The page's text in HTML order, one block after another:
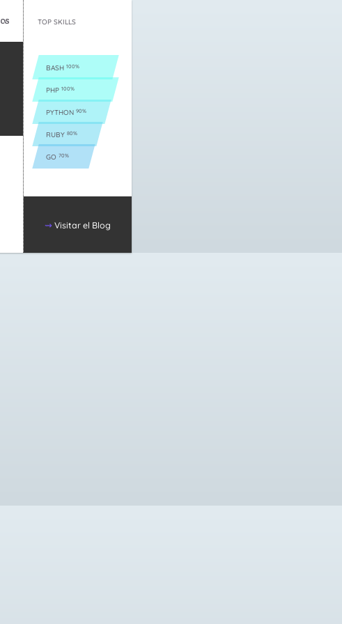
TOP SKILLS
BASH
PHP
PYTHON
RUBY
GO
Visitar el Blog